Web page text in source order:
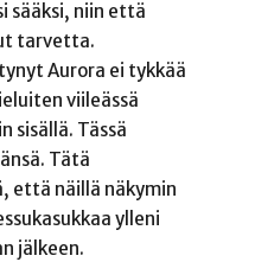
sääksi, niin että
tarvetta.
Aurora ei tykkää
viileässä
sisällä. Tässä
Tätä
että näillä näkymin
ylleni
jälkeen.